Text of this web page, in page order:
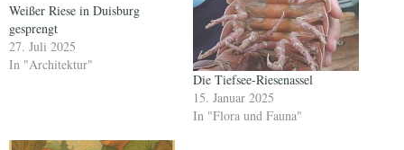
Weißer Riese in Duisburg
gesprengt
27. Juli 2025
In "Architektur"
Die Tiefsee-Riesenassel
15. Januar 2025
In "Flora und Fauna"